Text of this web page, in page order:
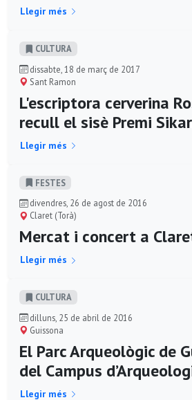
Llegir més
CULTURA
dissabte, 18 de març de 2017
Sant Ramon
L'escriptora cerverina
recull el sisè Premi
Llegir més
FESTES
divendres, 26 de agost de 2016
Claret (Torà)
Mercat i concert a
Llegir més
CULTURA
dilluns, 25 de abril de 2016
Guissona
El Parc Arqueològic de
del Campus
Llegir més